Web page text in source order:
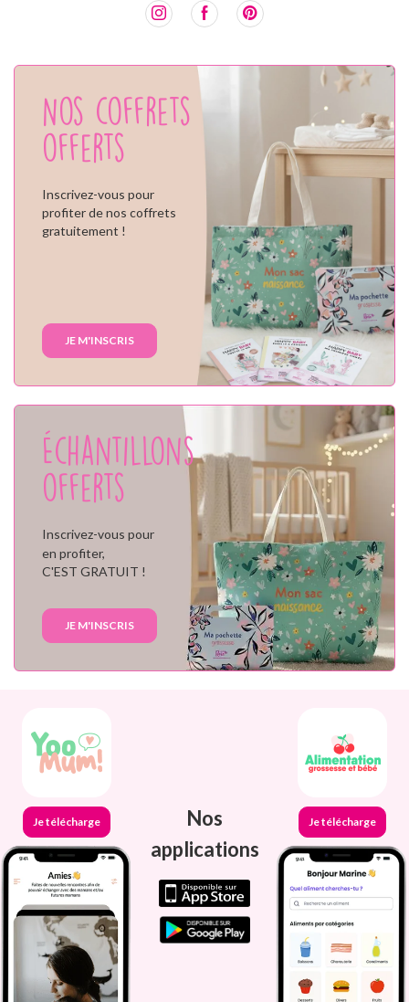
Nos coffrets
offerts
Inscrivez-vous pour
profiter de nos coffrets
gratuitement !
JE M'INSCRIS
Échantillons
offerts
Inscrivez-vous pour
en profiter,
C'EST GRATUIT !
JE M'INSCRIS
Je télécharge
Nos
applications
Je télécharge